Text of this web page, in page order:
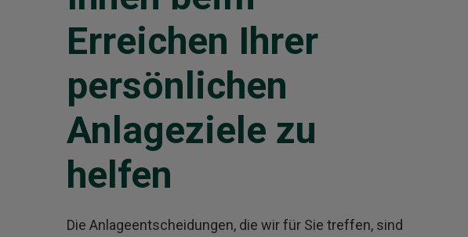
Erreichen Ihrer
persönlichen
Anlageziele zu
helfen
Die Anlageentscheidungen, die wir für Sie treffen, sind